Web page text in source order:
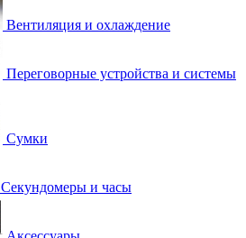
Вентиляция и охлаждение
Переговорные устройства и системы
Сумки
Секундомеры и часы